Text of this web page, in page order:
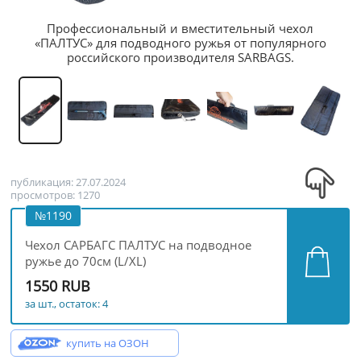
Профессиональный и вместительный чехол
«ПАЛТУС» для подводного ружья от популярного
российского производителя SARBAGS.
публикация: 27.07.2024
просмотров: 1270
№1190
Чехол САРБАГС ПАЛТУС на подводное
ружье до 70см (L/XL)
1550 RUB
за шт., остаток: 4
купить на ОЗОН